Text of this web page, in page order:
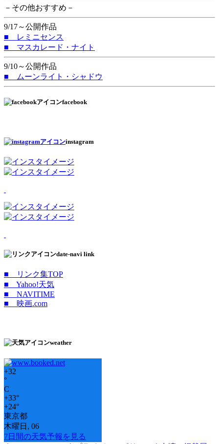
－その他おすすめ－
9/17～公開作品
■ レミニセンス
■ マスカレード・ナイト
9/10～公開作品
■ ムーンライト・シャドウ
facebook
instagram
date-navi link
■ リンク集TOP
■ Yahoo!天気
■ NAVITIME
■ 映画.com
weather
+32
°
C
+33°
+24°
東京都
木曜日, 06
7日間の天気予報を見る